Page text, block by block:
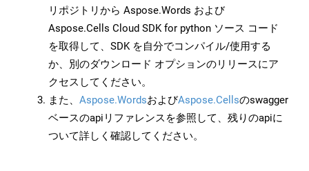
リポジトリから Aspose.Words および
Aspose.Cells Cloud SDK for python ソース コード
を取得して、SDK を自分でコンパイル/使用する
か、別のダウンロード オプションのリリースにア
クセスしてください。
また、 Aspose.WordsおよびAspose.Cellsのswagger
ベースのapiリファレンスを参照して、残りのapiに
ついて詳しく確認してください。